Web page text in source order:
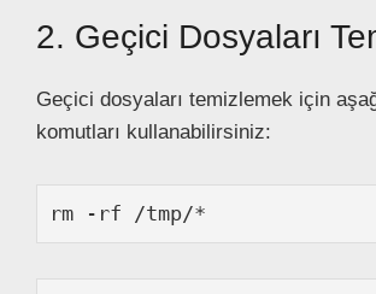
2. Geçici Dosyaları
Geçici dosyaları temizlemek için
komutları kullanabilirsiniz:
rm -rf /tmp/*